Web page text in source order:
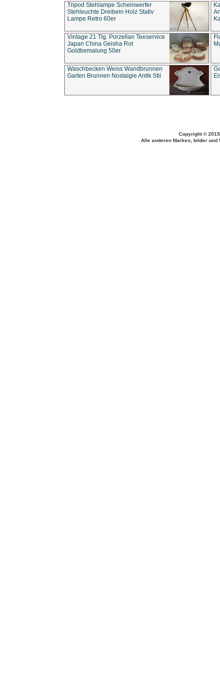
Tripod Stehlampe Scheinwerfer
Stehleuchte Dreibein Holz Stativ
Lampe Retro 60er
Vintage 21 Tlg. Porzellan Teeservice
Japan China Geisha Rot
Goldbemalung 50er
Waschbecken Weiss Wandbrunnen
Garten Brunnen Nostalgie Antik Stil
Copyright ©
Alle anderen Marken, bilder und